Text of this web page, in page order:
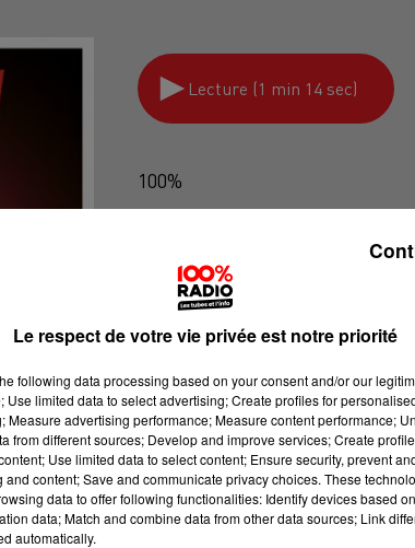
Lecture (1 min 14 sec)
100%
Le respect de votre vie privée est notre priorité
following data processing based on your consent and/or our
Use limited data to select advertising; Create profiles for
Measure advertising performance; Measure content performance;
from different sources; Develop and improve services; Create
Use limited data to select content; Ensure security, prevent
content; Save and communicate privacy choices. These
data to offer following functionalities: Identify devices based
data; Match and combine data from other data sources; Link
automatically.